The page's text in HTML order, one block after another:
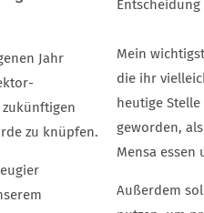
Jahr
zu knüpfen.
Mein
die ihr
heutige
geworden,
Mensa essen
Außerdem